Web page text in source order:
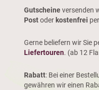
Gutscheineversenden
Postoder kostenfrei per
Gerne beliefern wir Sie
Liefertouren. (ab 12
Rabatt: Bei einer
gewähren wir einen